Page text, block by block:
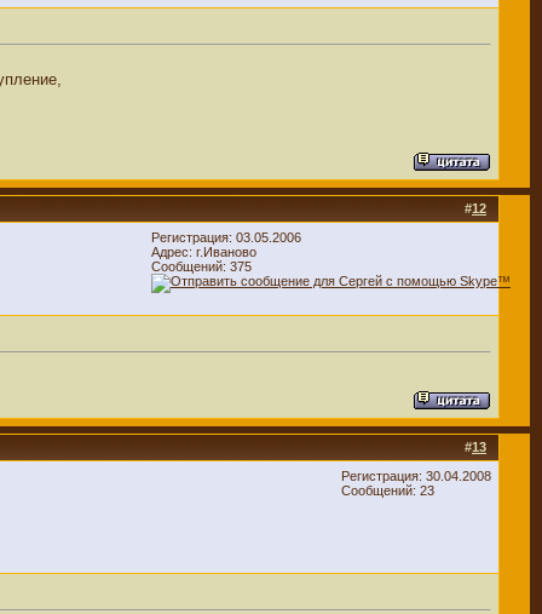
#12
Регистрация: 03.05.2006
Адрес: г.Иваново
Сообщений: 375
#13
Регистрация: 30.04.2008
Сообщений: 23